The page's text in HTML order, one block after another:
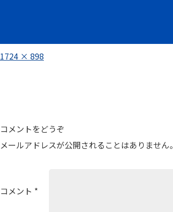
フ
ル
1724 × 898
ゲ
ー
ン
コメントをどうぞ
メールアドレスが公開されることはありません。
コメント *